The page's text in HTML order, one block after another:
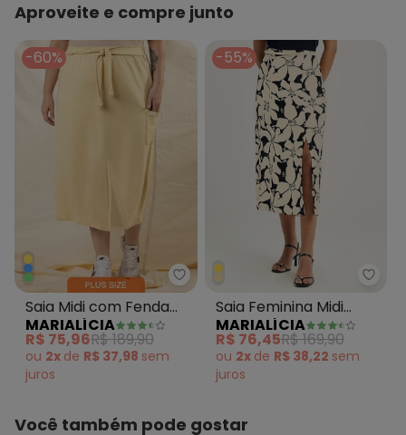
Aproveite e compre junto
-60%
Marialícia - Saia Midi com
Saia Midi com Fenda
Comfy Amarelo
MARIALÍCIA
R$ 75,96R$ 189,90
ou 2x de R$ 37,98 sem
juros
-55%
Saia Feminina Midi
Floral com Fenda
Amarelo
MARIALÍCIA
R$ 76,45R$ 169,90
ou 2x de R$ 38,22 sem
juros
Você também pode gostar